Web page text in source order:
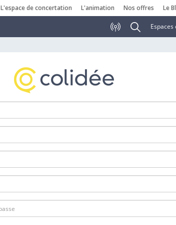
L'espace de concertation L'animation Nos offres Le